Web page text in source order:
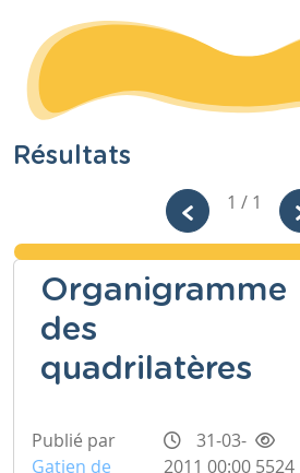
Résultats
1 / 1
Organigramme
des
quadrilatères
Publié par
Gatien de
31-03-
2011 00:00 5524